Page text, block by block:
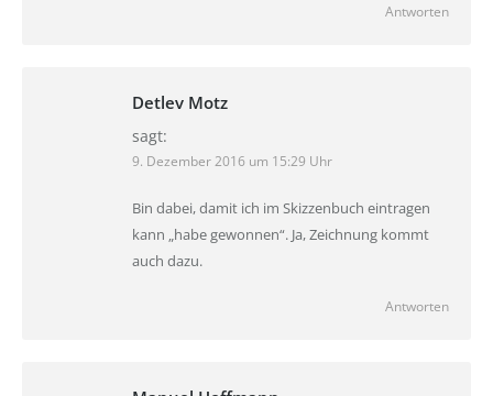
Antworten
Detlev Motz
sagt:
9. Dezember 2016 um 15:29 Uhr
Bin dabei, damit ich im Skizzenbuch eintragen
kann „habe gewonnen“. Ja, Zeichnung kommt
auch dazu.
Antworten